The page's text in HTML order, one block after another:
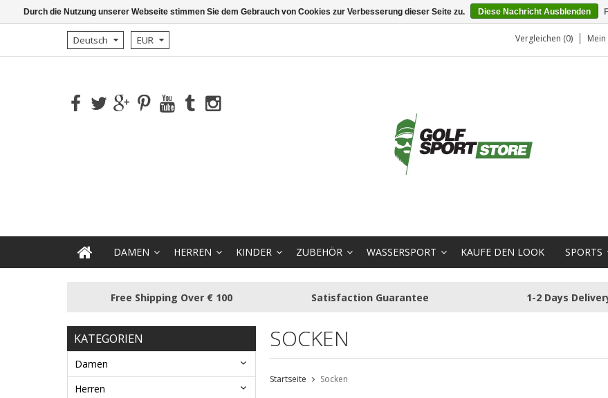
Deutsch EUR Vergleichen (0)
DAMEN HERREN KINDER ZUBEHÖR WASSERSPORT KAUFE DEN LOOK SPORTS
Free Shipping Over € 100 Satisfaction Guarantee 1-2 Days
KATEGORIEN
Damen
Herren
SOCKEN
Startseite Socken
Durch die Nutzung unserer Webseite stimmen Sie dem Gebrauch von Cookies zur Verbesserung dieser Seite zu. Diese Nachricht Ausblenden